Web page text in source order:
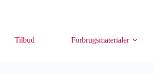
Tilbud Forbrugsmaterialer